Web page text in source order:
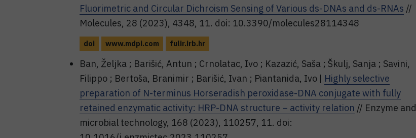
Fluorimetric and Circular Dichroism Sensing of Various ds-DNAs and ds-RNAs //
Molecules, 28 (2023), 4348, 11. doi: 10.3390/molecules28114348
doi www.mdpi.com fulir.irb.hr
Ban, Željka ; Barišić, Antun ; Crnolatac, Ivo ; Kazazić, Saša ; Škulj, Sanja ; Savini,
Filippo ; Bertoša, Branimir ; Barišić, Ivan ; Piantanida, Ivo | Highly selective
preparation of N-terminus Horseradish peroxidase-DNA conjugate with fully
retained enzymatic activity: HRP-DNA structure – activity relation // Enzyme and
microbial technology, 168 (2023), 110257, 11. doi: